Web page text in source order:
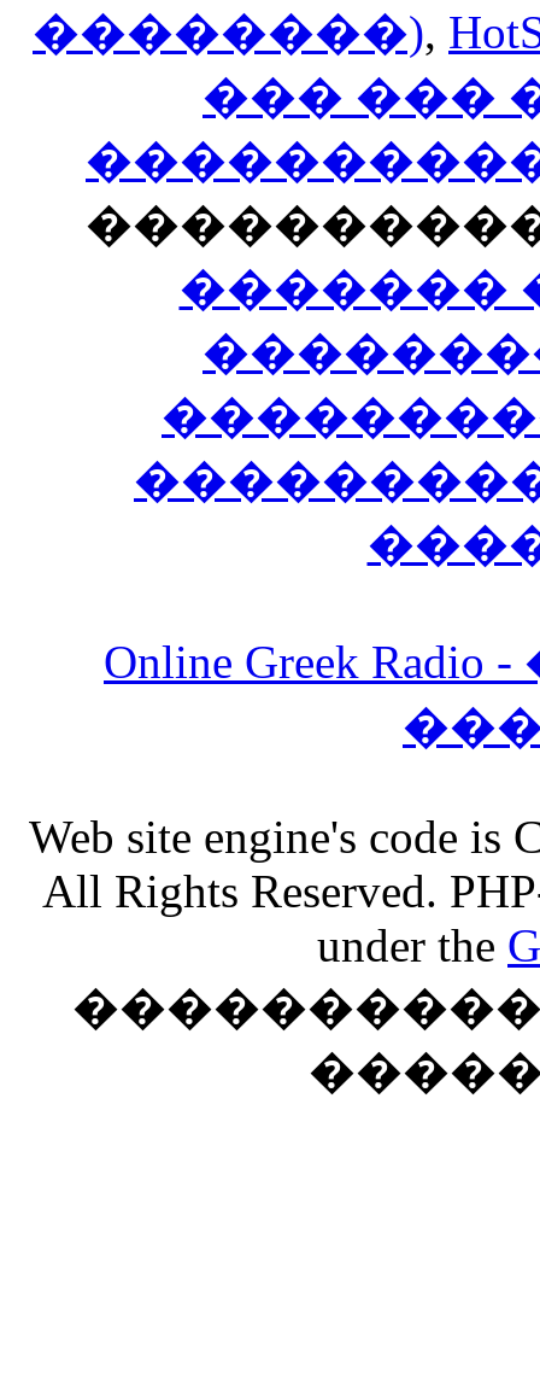
��������),
��� ���
�������
Online Greek
Web site engine's code
All Rights Reserved.
under the
����������